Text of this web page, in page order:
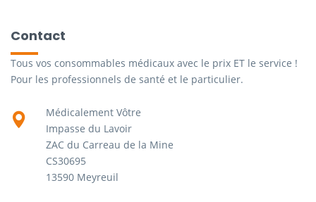
Contact
Tous vos consommables médicaux avec le prix ET le service !
Pour les professionnels de santé et le particulier.
Médicalement Vôtre
Impasse du Lavoir
ZAC du Carreau de la Mine
CS30695
13590 Meyreuil